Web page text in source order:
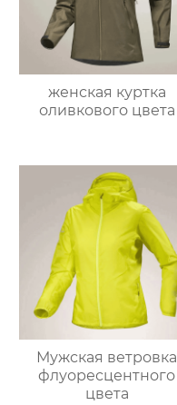
женская куртка
оливкового цвета
Мужская ветровка
флуоресцентного
цвета